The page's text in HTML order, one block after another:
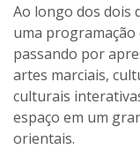
Ao longo dos dois
uma
passando por
artes marciais,
culturais
espaço em um
orientais.